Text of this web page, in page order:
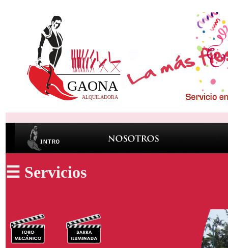
☰ Servicios